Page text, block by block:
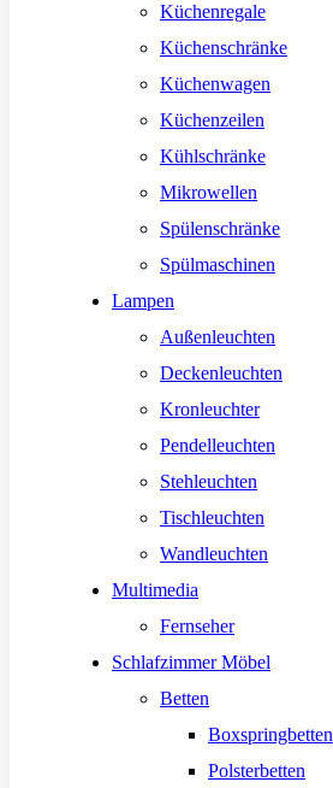
Küchenregale
Küchenschränke
Küchenwagen
Küchenzeilen
Kühlschränke
Mikrowellen
Spülenschränke
Spülmaschinen
Lampen
Außenleuchten
Deckenleuchten
Kronleuchter
Pendelleuchten
Stehleuchten
Tischleuchten
Wandleuchten
Multimedia
Fernseher
Schlafzimmer Möbel
Betten
Boxspringbetten
Polsterbetten